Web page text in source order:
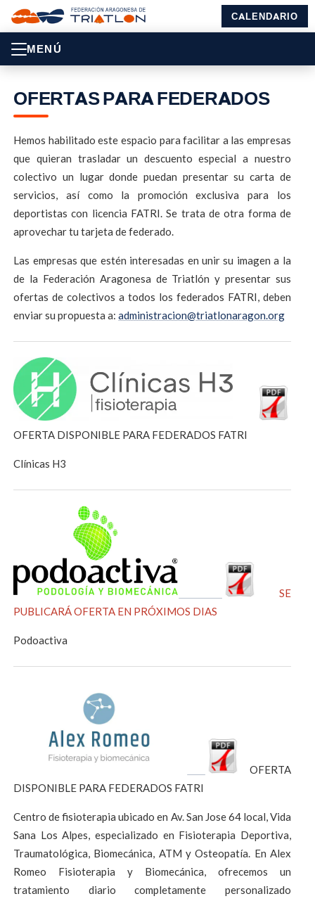
CALENDARIO
MENÚ
OFERTAS PARA FEDERADOS
Hemos habilitado este espacio para facilitar a las empresas
que quieran trasladar un descuento especial a nuestro
colectivo un lugar donde puedan presentar su carta de
servicios, así como la promoción exclusiva para los
deportistas con licencia FATRI. Se trata de otra forma de
aprovechar tu tarjeta de federado.
Las empresas que estén interesadas en unir su imagen a la
de la Federación Aragonesa de Triatlón y presentar sus
ofertas de colectivos a todos los federados FATRI, deben
enviar su propuesta a:administracion@triatlonaragon.org
OFERTA DISPONIBLE PARA FEDERADOS FATRI
Clínicas H3
SE
PUBLICARÁ OFERTA EN PRÓXIMOS DIAS
Podoactiva
OFERTA
DISPONIBLE PARA FEDERADOS FATRI
Centro de fisioterapia ubicado en Av. San Jose 64 local, Vida
Sana Los Alpes, especializado en Fisioterapia Deportiva,
Traumatológica, Biomecánica, ATM y Osteopatía. En Alex
Romeo Fisioterapia y Biomecánica, ofrecemos un
tratamiento diario completamente personalizado